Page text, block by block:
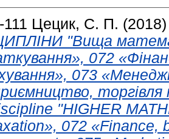
Цецик, С. П.
"Вища
072
073
торгівля
"HIGHER
072 «Finance,